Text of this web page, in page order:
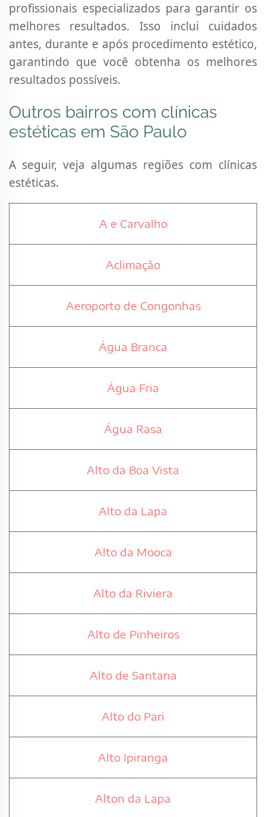
profissionais especializados para garantir os
melhores resultados. Isso inclui cuidados
antes, durante e após procedimento estético,
garantindo que você obtenha os melhores
resultados possíveis.
Outros bairros com clínicas
estéticas em São Paulo
A seguir, veja algumas regiões com clínicas
estéticas.
A e Carvalho
Aclimação
Aeroporto de Congonhas
Água Branca
Água Fria
Água Rasa
Alto da Boa Vista
Alto da Lapa
Alto da Mooca
Alto da Riviera
Alto de Pinheiros
Alto de Santana
Alto do Pari
Alto Ipiranga
Alton da Lapa